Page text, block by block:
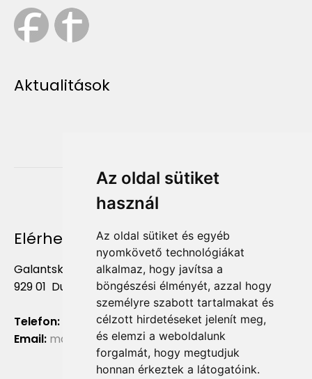
Az oldal sütiket
használ
Az oldal sütiket és egyéb
nyomkövető technológiákat
alkalmaz, hogy javítsa a
böngészési élményét, azzal hogy
személyre szabott tartalmakat és
célzott hirdetéseket jelenít meg,
és elemzi a weboldalunk
forgalmát, hogy megtudjuk
honnan érkeztek a látogatóink.
Aktualitások
Elérhetőség
Galantská cesta 658/2F
929 01 Dunajská Streda
Telefon:
+421 903 724 781
Email: marketing@liliumaurum.sk